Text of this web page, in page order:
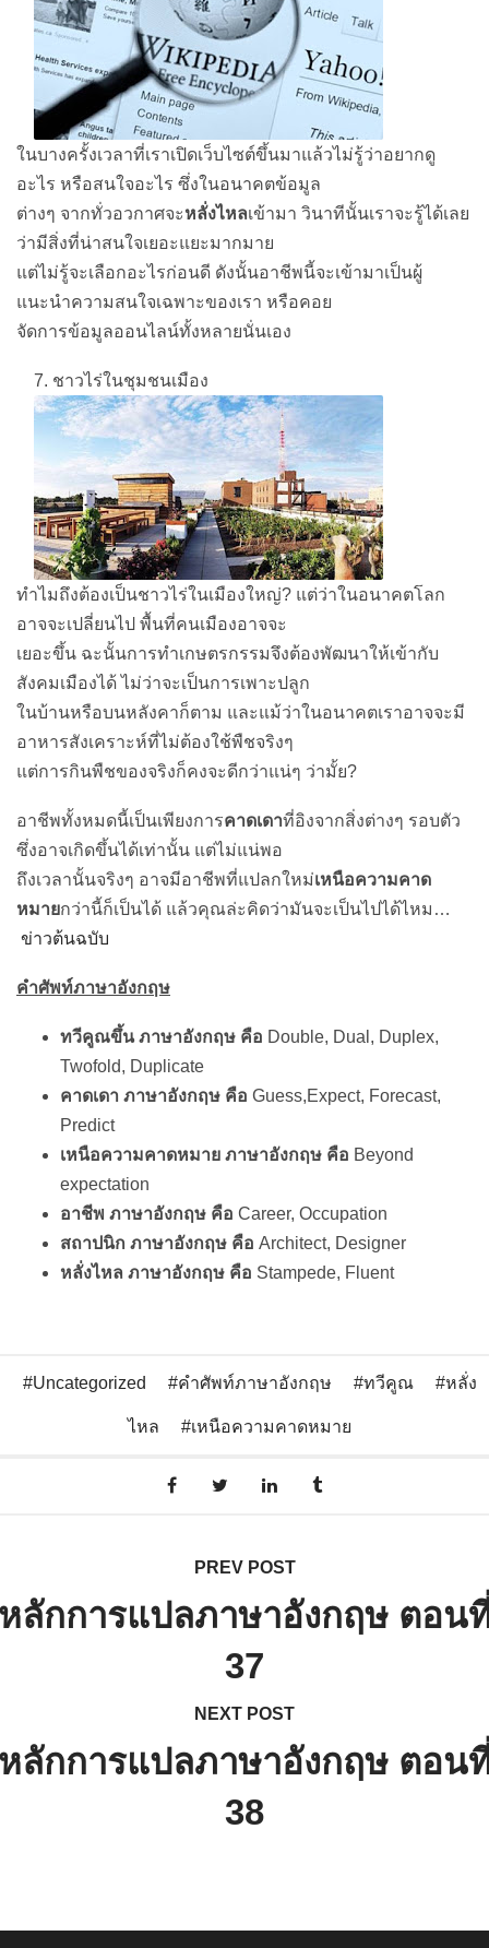
ในบางครั้งเวลาที่เราเปิดเว็บไซต์ขึ้นมาแล้วไม่รู้ว่าอยากดู
อะไร หรือสนใจอะไร ซึ่งในอนาคตข้อมูล
ต่างๆ จากทั่วอวกาศจะหลั่งไหลเข้ามา วินาทีนั้นเราจะรู้ได้เลย
ว่ามีสิ่งที่น่าสนใจเยอะแยะมากมาย
แต่ไม่รู้จะเลือกอะไรก่อนดี ดังนั้นอาชีพนี้จะเข้ามาเป็นผู้
แนะนำความสนใจเฉพาะของเรา หรือคอย
จัดการข้อมูลออนไลน์ทั้งหลายนั่นเอง
7. ชาวไร่ในชุมชนเมือง
ทำไมถึงต้องเป็นชาวไร่ในเมืองใหญ่? แต่ว่าในอนาคตโลก
อาจจะเปลี่ยนไป พื้นที่คนเมืองอาจจะ
เยอะขึ้น ฉะนั้นการทำเกษตรกรรมจึงต้องพัฒนาให้เข้ากับ
สังคมเมืองได้ ไม่ว่าจะเป็นการเพาะปลูก
ในบ้านหรือบนหลังคาก็ตาม และแม้ว่าในอนาคตเราอาจจะมี
อาหารสังเคราะห์ที่ไม่ต้องใช้พืชจริงๆ
แต่การกินพืชของจริงก็คงจะดีกว่าแน่ๆ ว่ามั้ย?
อาชีพทั้งหมดนี้เป็นเพียงการคาดเดาที่อิงจากสิ่งต่างๆ รอบตัว
ซึ่งอาจเกิดขึ้นได้เท่านั้น แต่ไม่แน่พอ
ถึงเวลานั้นจริงๆ อาจมีอาชีพที่แปลกใหม่เหนือความคาด
หมายกว่านี้ก็เป็นได้ แล้วคุณล่ะคิดว่ามันจะเป็นไปได้ไหม…
ข่าวต้นฉบับ
คำศัพท์ภาษาอังกฤษ
ทวีคูณขึ้น ภาษาอังกฤษ คือ Double, Dual, Duplex,
Twofold, Duplicate
คาดเดา ภาษาอังกฤษ คือ Guess,Expect, Forecast,
Predict
เหนือความคาดหมาย ภาษาอังกฤษ คือ Beyond
expectation
อาชีพ ภาษาอังกฤษ คือ Career, Occupation
สถาปนิก ภาษาอังกฤษ คือ Architect, Designer
หลั่งไหล ภาษาอังกฤษ คือ Stampede, Fluent
Uncategorized คำศัพท์ภาษาอังกฤษ ทวีคูณ หลั่ง
ไหล เหนือความคาดหมาย
PREV POST
ลักการแปลภาษาอังกฤษ ตอน
37
NEXT POST
ลักการแปลภาษาอังกฤษ ตอน
38